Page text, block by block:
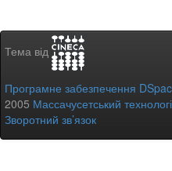
Тема від
Програмне забезпечення
2005 Массачусетський
Зворотний зв’язок